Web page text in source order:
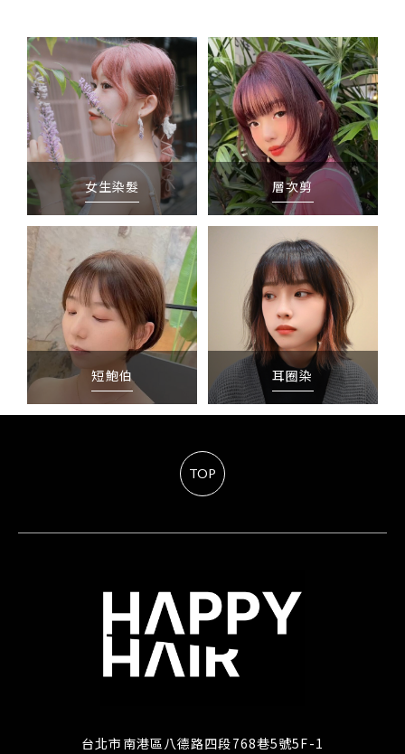
女生染髮 層次剪
短鮑伯 耳圈染
TOP
台北市南港區八德路四段768巷5號5F-1